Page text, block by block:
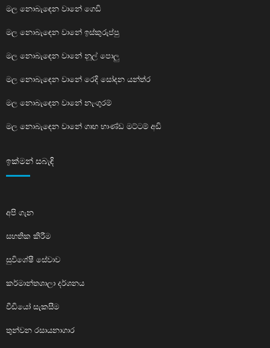
මල නොබැඳෙන වානේ ගෙඩි
මල නොබැඳෙන වානේ ඉස්කුරුප්පු
මල නොබැඳෙන වානේ නූල් පොලු
මල නොබැඳෙන වානේ රෙදි සෝදන යන්ත්ර
මල නොබැඳෙන වානේ නැංගුරම්
මල නොබැඳෙන වානේ ගෘහ භාණ්ඩ මට්ටම් අඩි
ඉක්මන් සබැඳි
අපි ගැන
සහතික කිරීම
සුවිශේෂී සේවාව
කර්මාන්තශාලා දර්ශනය
වීඩියෝ සැකසීම
තුන්වන රසායනාගාර